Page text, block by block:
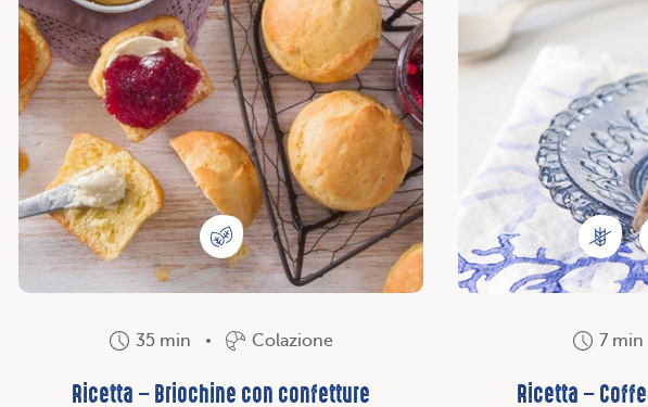
35 min Colazione
Ricetta – Briochine con confetture
7 min
Ricetta –